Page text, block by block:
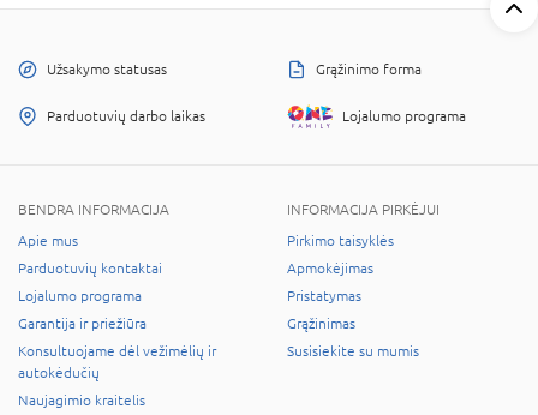
Užsakymo statusas Grąžinimo forma
Parduotuvių darbo laikas Lojalumo programa
BENDRA INFORMACIJA
Apie mus
Parduotuvių kontaktai
Lojalumo programa
Garantija ir priežiūra
Konsultuojame dėl vežimėlių ir
autokėdučių
Naujagimio kraitelis
INFORMACIJA PIRKĖJUI
Pirkimo taisyklės
Apmokėjimas
Pristatymas
Grąžinimas
Susisiekite su mumis